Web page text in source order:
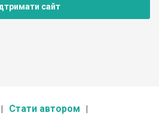
сайт
Стати автором